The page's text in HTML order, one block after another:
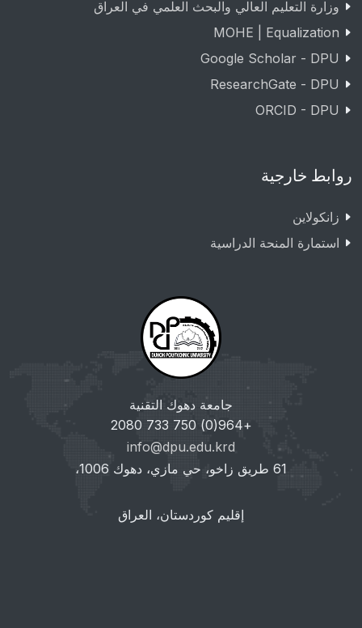
وزارة التعليم العالي والبحث العلمي في العراق
MOHE | Equalization
Google Scholar - DPU
ResearchGate - DPU
ORCID - DPU
روابط خارجية
زانکولاین
استمارة المنحة الدراسية
جامعة دهوك التقنية
+964(0) 750 733 2080
info@dpu.edu.krd
61 طريق زاخو، حي مازي، دهوك 1006،
إقليم كوردستان، العراق